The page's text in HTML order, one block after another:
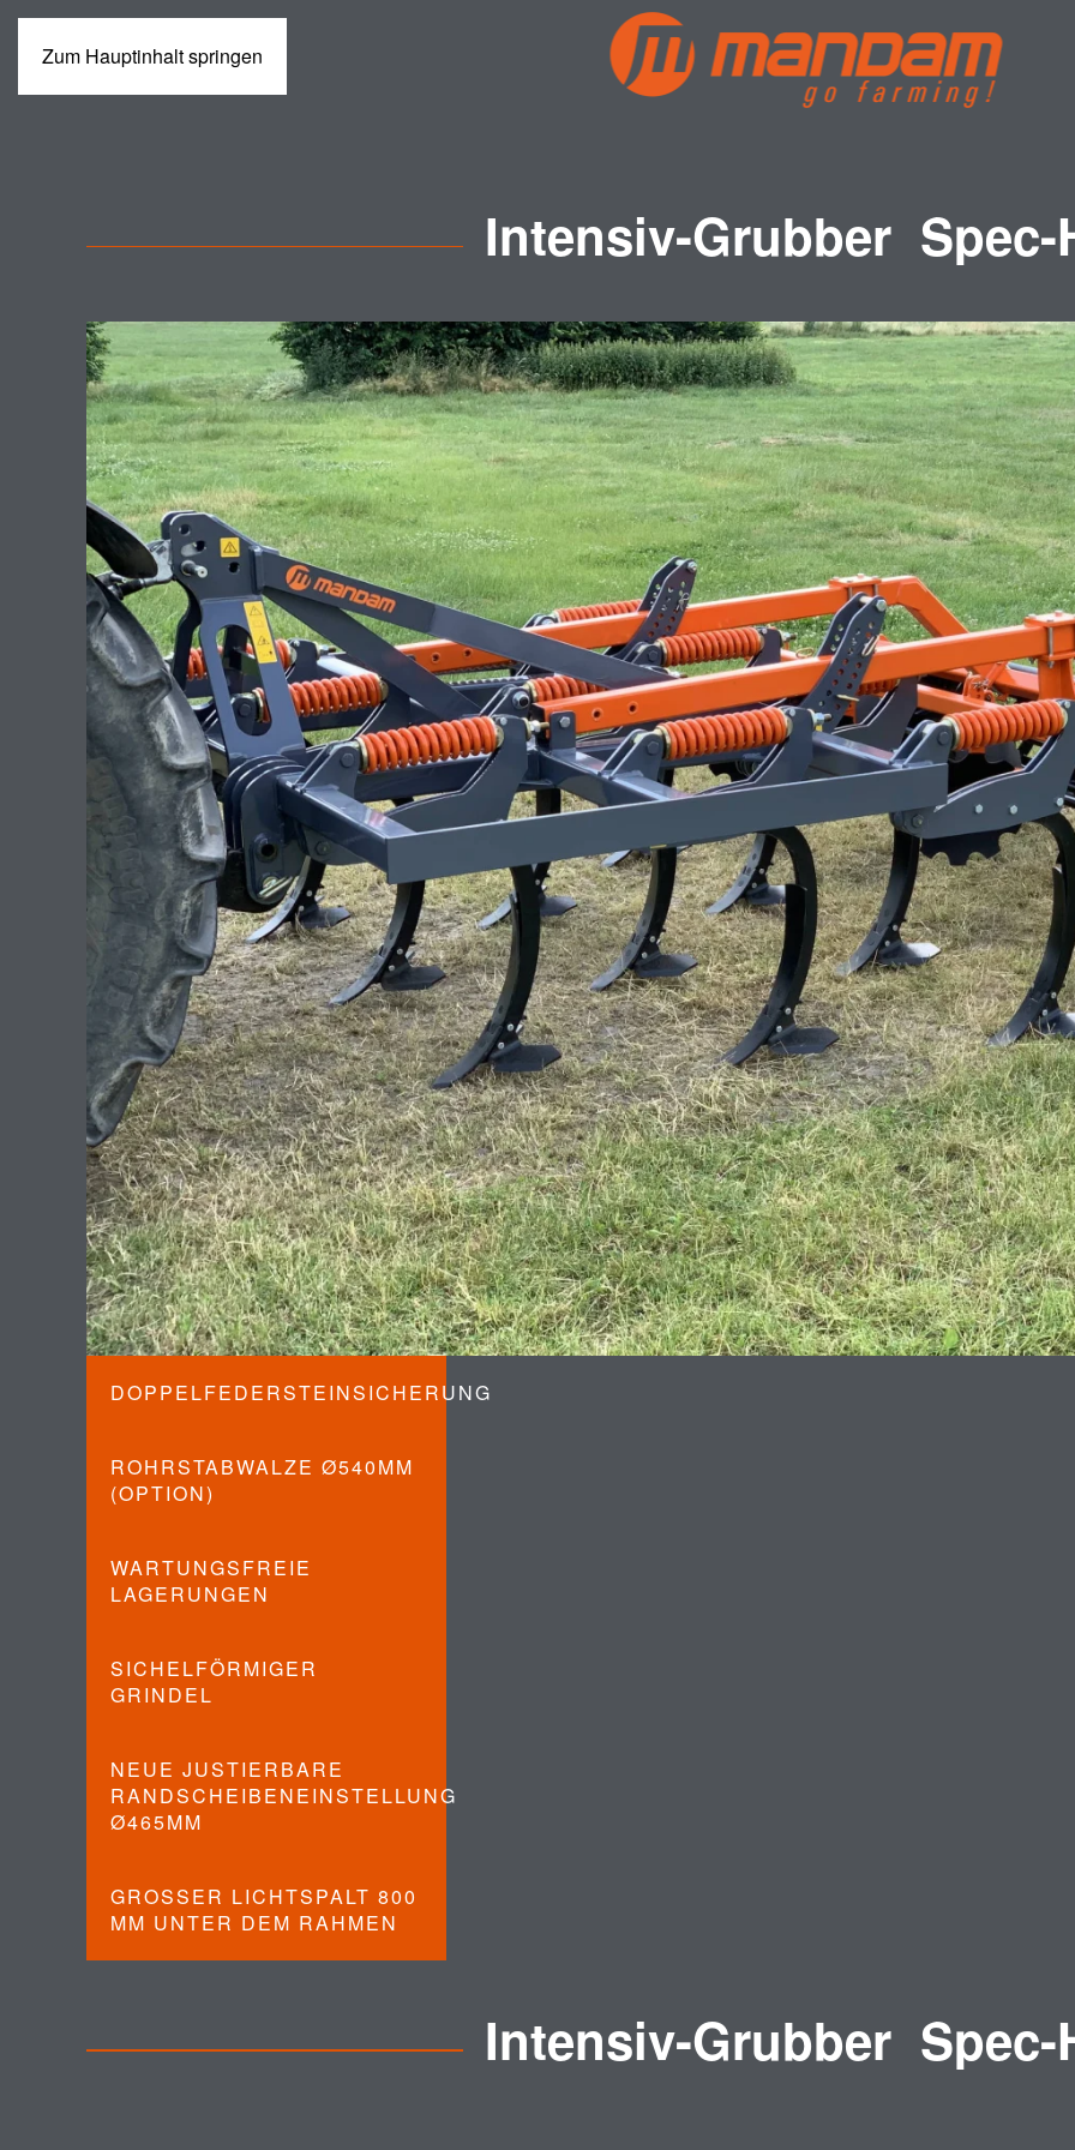
Zum Hauptinhalt springen
MASCHINEN
Intensiv-Grubber Spec-
DOPPELFEDERSTEINSICHERUNG
ROHRSTABWALZE Ø540MM
(OPTION)
WARTUNGSFREIE
LAGERUNGEN
SICHELFÖRMIGER
GRINDEL
NEUE JUSTIERBARE
RANDSCHEIBENEINSTELLUNG
Ø465MM
GROSSER LICHTSPALT 800 M
M UNTER DEM RAHMEN
Intensiv-Grubber Spec-